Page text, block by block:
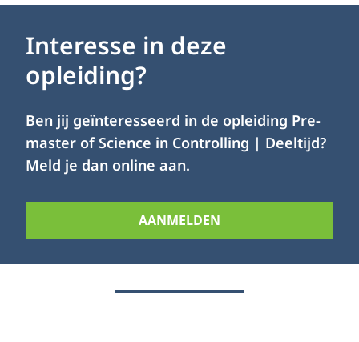
Interesse in deze
opleiding?
Ben jij geïnteresseerd in de opleiding Pre-
master of Science in Controlling | Deeltijd?
Meld je dan online aan.
AANMELDEN